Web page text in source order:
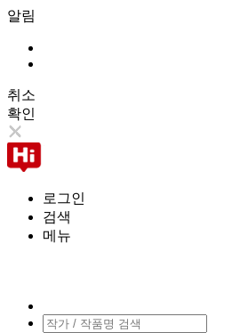
알림
취소
확인
로그인
검색
메뉴